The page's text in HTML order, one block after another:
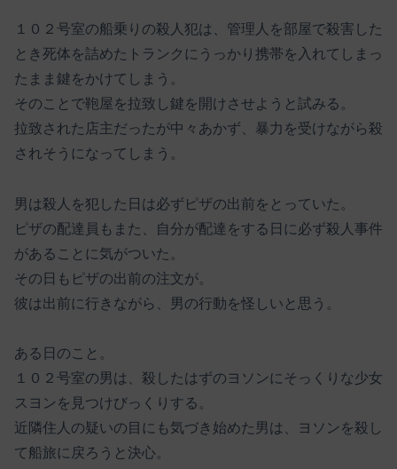
１０２号室の船乗りの殺人犯は、管理人を部屋で殺害した
とき死体を詰めたトランクにうっかり携帯を入れてしまっ
たまま鍵をかけてしまう。
そのことで鞄屋を拉致し鍵を開けさせようと試みる。
拉致された店主だったが中々あかず、暴力を受けながら殺
されそうになってしまう。
男は殺人を犯した日は必ずピザの出前をとっていた。
ピザの配達員もまた、自分が配達をする日に必ず殺人事件
があることに気がついた。
その日もピザの出前の注文が。
彼は出前に行きながら、男の行動を怪しいと思う。
ある日のこと。
１０２号室の男は、殺したはずのヨソンにそっくりな少女
スヨンを見つけびっくりする。
近隣住人の疑いの目にも気づき始めた男は、ヨソンを殺し
て船旅に戻ろうと決心。